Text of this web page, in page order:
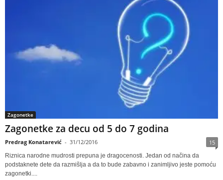
Zagonetke
Zagonetke za decu od 5 do 7 godina
Predrag Konatarević - 31/12/2016 15
Riznica narodne mudrosti prepuna je dragocenosti. Jedan od načina da
podstaknete dete da razmišlja a da to bude zabavno i zanimljivo jeste pomoću
zagonetki....